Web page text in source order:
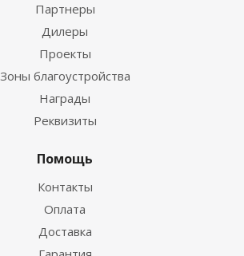
Партнеры
Дилеры
Проекты
Зоны благоустройства
Награды
Реквизиты
Помощь
Контакты
Оплата
Доставка